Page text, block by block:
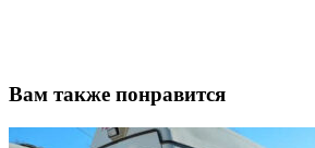
Вам также понравится